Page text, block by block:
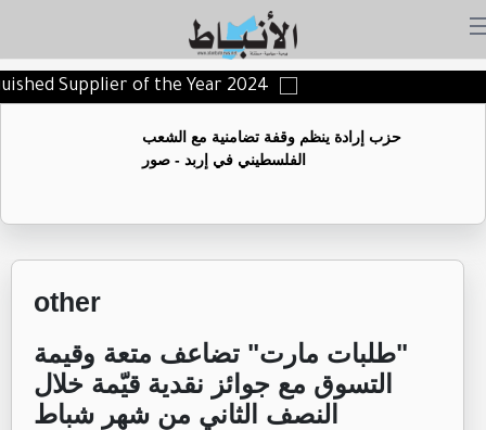
Supplier of the Year 2024
حزب إرادة ينظم وقفة تضامنية مع الشعب
الفلسطيني في إربد - صور
other
"طلبات مارت" تضاعف متعة وقيمة
التسوق مع جوائز نقدية قيّمة خلال
النصف الثاني من شهر شباط